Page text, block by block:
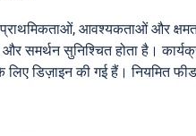
प्राथमिकताओं, आवश्यकताओं और
समर्थन सुनिश्चित होता है।
लिए डिज़ाइन की गई हैं।